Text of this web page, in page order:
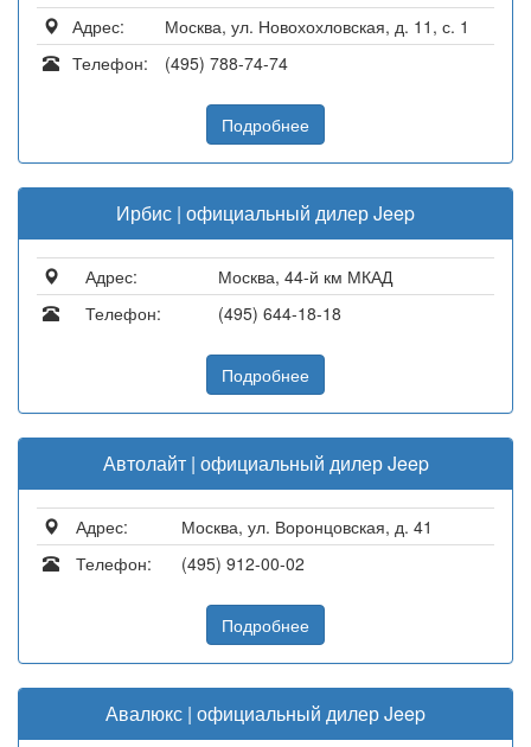
Адрес:
Москва, ул. Новохохловская, д. 11, с. 1
Телефон:
(495) 788-74-74
Подробнее
Ирбис | официальный дилер Jeep
Адрес:
Москва, 44-й км МКАД
Телефон:
(495) 644-18-18
Подробнее
Автолайт | официальный дилер Jeep
Адрес:
Москва, ул. Воронцовская, д. 41
Телефон:
(495) 912-00-02
Подробнее
Авалюкс | официальный дилер Jeep